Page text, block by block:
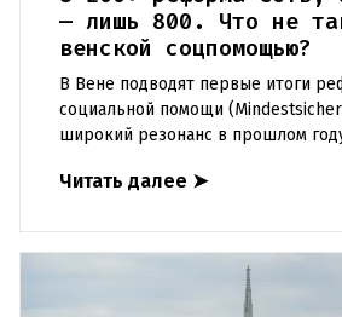
— лишь 800. Что не
венской соцпомощью?
В Вене подводят первые итоги
социальной помощи
широкий резонанс в прошлом
семьи с одиннадцатью деть
Читать далее ➤